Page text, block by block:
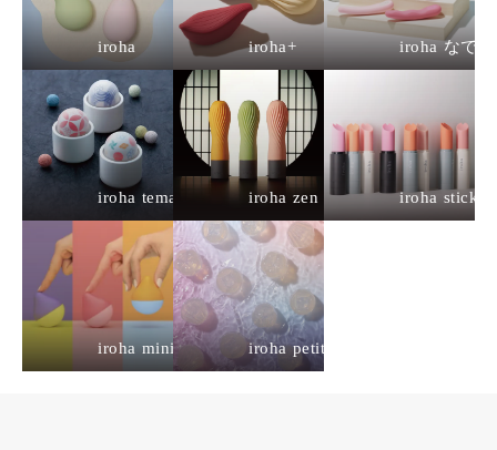
iroha iroha+ iroha なで
iroha temari iroha zen iroha stick
iroha mini iroha petit